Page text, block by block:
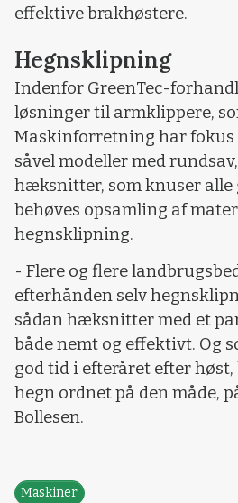
effektive brakhøstere.
Hegnsklipning
Indenfor GreenTec-
løsninger til armklippere,
Maskinforretning har fokus
såvel modeller med
hæksnitter, som knuser alle
behøves opsamling af
hegnsklipning.
- Flere og flere
efterhånden selv
sådan hæksnitter med et
både nemt og effektivt. Og
god tid i efteråret efter
hegn ordnet på den måde,
Bollesen.
Maskiner